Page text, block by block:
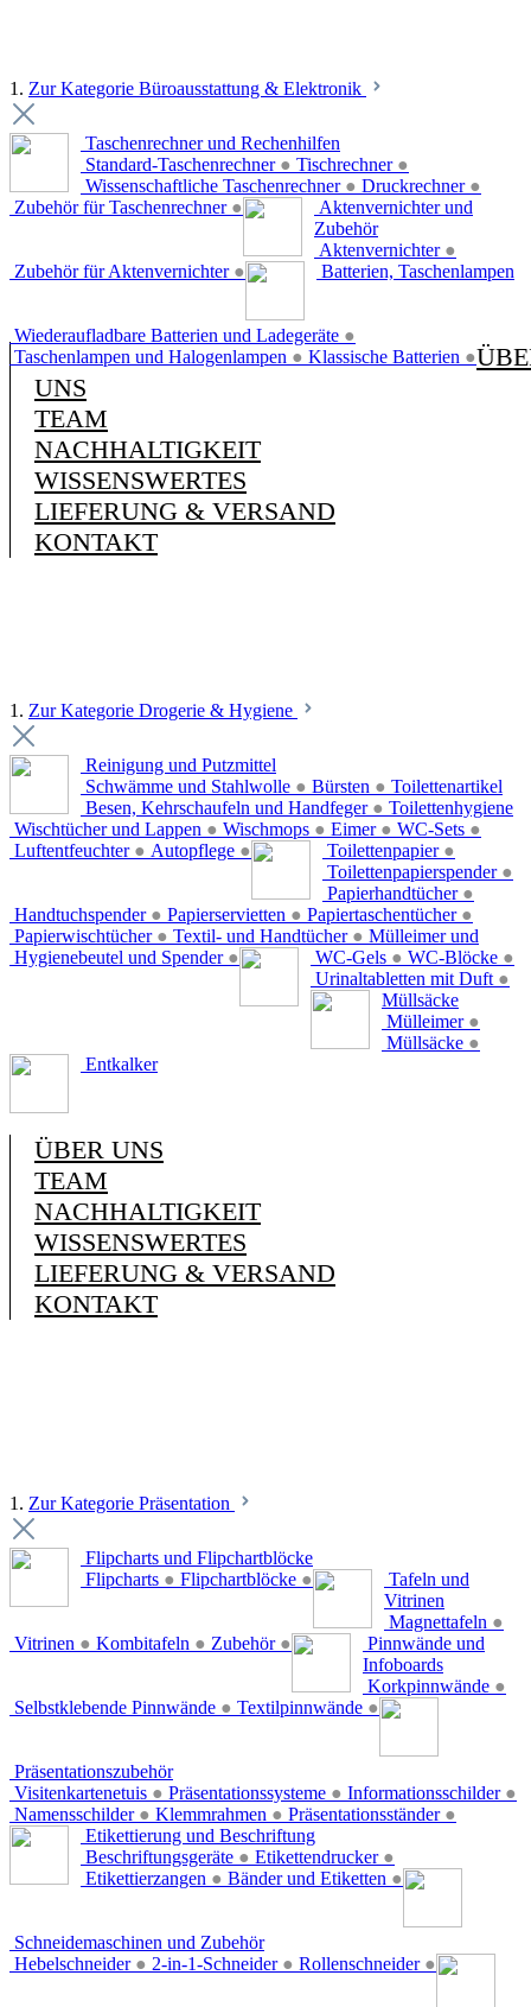
1. Zur Kategorie Büroausstattung & Elektronik
Taschenrechner und Rechenhilfen
Standard-Taschenrechner ● Tischrechner ●
Wissenschaftliche Taschenrechner ● Druckrechner ●
Zubehör für Taschenrechner ●
Aktenvernichter und
Zubehör
Aktenvernichter ●
Zubehör für Aktenvernichter ● Batterien, Taschenlampen
Wiederaufladbare Batterien und Ladegeräte ●
Taschenlampen und Halogenlampen ● Klassische Batterien ●
UNS
TEAM
NACHHALTIGKEIT
WISSENSWERTES
LIEFERUNG & VERSAND
KONTAKT
1. Zur Kategorie Drogerie & Hygiene
Reinigung und Putzmittel
Schwämme und Stahlwolle ● Bürsten ●
Besen, Kehrschaufeln und Handfeger ●
Wischtücher und Lappen ● Wischmops ● Eimer ● WC-Sets ●
Luftentfeuchter ● Autopflege ●
Toilettenartikel
Toilettenpapier ●
Toilettenpapierspender ●
Papierhandtücher ●
Handtuchspender ● Papierservietten ● Papiertaschentücher ●
Papierwischtücher ● Textil- und Handtücher ●
Hygienebeutel und Spender ●
Toilettenhygiene
WC-Gels ● WC-Blöcke ●
Urinaltabletten mit Duft ●
Mülleimer und
Müllsäcke
Mülleimer ●
Müllsäcke ●
Entkalker
ÜBER UNS
TEAM
NACHHALTIGKEIT
WISSENSWERTES
LIEFERUNG & VERSAND
KONTAKT
1. Zur Kategorie Präsentation
Flipcharts und Flipchartblöcke
Flipcharts ● Flipchartblöcke ●
Tafeln und
Vitrinen
Magnettafeln ●
Vitrinen ● Kombitafeln ● Zubehör ●
Pinnwände und
Infoboards
Korkpinnwände ●
Selbstklebende Pinnwände ● Textilpinnwände ●
Präsentationszubehör
Visitenkartenetuis ● Präsentationssysteme ● Informationsschilder ●
Namensschilder ● Klemmrahmen ● Präsentationsständer ●
Etikettierung und Beschriftung
Beschriftungsgeräte ● Etikettendrucker ●
Etikettierzangen ● Bänder und Etiketten ●
Schneidemaschinen und Zubehör
Hebelschneider ● 2-in-1-Schneider ● Rollenschneider ●